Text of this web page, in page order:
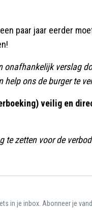
paar jaar eerder
onafhankelijk verslag
help ons de burger te
veilig en
zetten voor de
in je inbox. Abonneer je